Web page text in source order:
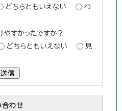
どちらともいえない
わ
やすかったですか？
どちらともいえない
見
送信
合わせ